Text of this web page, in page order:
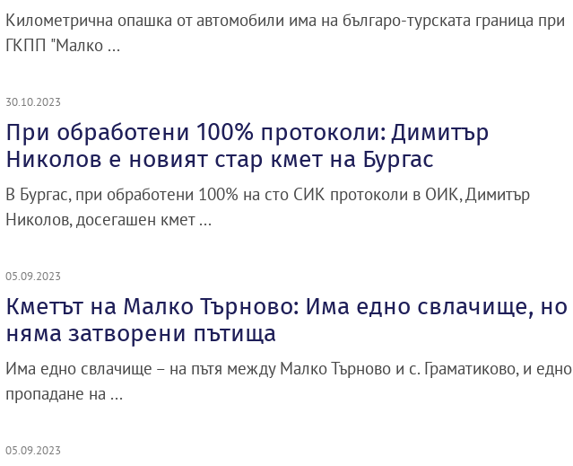
Километрична опашка от автомобили има на българо-турската граница при
ГКПП "Малко ...
30.10.2023
При обработени 100% протоколи: Димитър
Николов е новият стар кмет на Бургас
В Бургас, при обработени 100% на сто СИК протоколи в OИК, Димитър
Николов, досегашен кмет ...
05.09.2023
Кметът на Малко Търново: Има едно свлачище, но
няма затворени пътища
Има едно свлачище – на пътя между Малко Търново и с. Граматиково, и едно
пропадане на ...
05.09.2023